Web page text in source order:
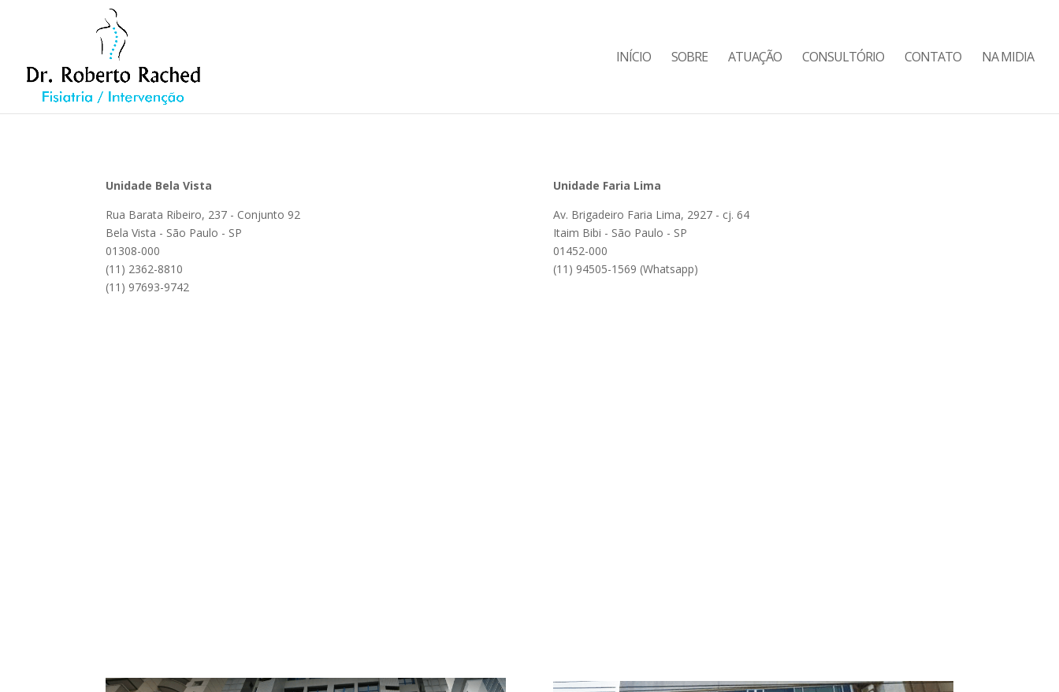
INÍCIO SOBRE ATUAÇÃO CONSULTÓRIO CONTATO NA MIDIA
Unidade Bela Vista
Rua Barata Ribeiro, 237 - Conjunto 92
Bela Vista - São Paulo - SP
01308-000
(11) 2362-8810
(11) 97693-9742
Unidade Faria Lima
Av. Brigadeiro Faria Lima, 2927 - cj. 64
Itaim Bibi - São Paulo - SP
01452-000
(11) 94505-1569 (Whatsapp)